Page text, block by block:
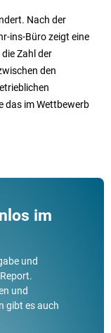
Nach der
ins-Büro zeigt eine
Zahl der
den
das im Wettbewerb
im
und
und
gibt es auch